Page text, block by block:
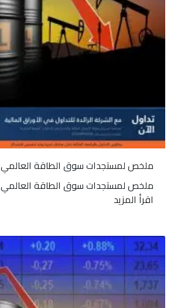
ملخص لمستجدات سوق الطاقة العالمي 4 يوليو 2024م
ملخص لمستجدات سوق الطاقة العالمي
اقرأ المزيد